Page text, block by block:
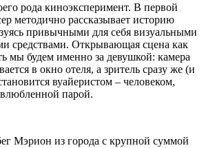
рода киноэксперимент. В первой
методично рассказывает историю
привычными для себя визуальными
средствами. Открывающая сцена как
мы будем именно за девушкой: камера
в окно отеля, а зритель сразу же (и
вуайеристом – человеком,
парой.
Мэрион из города с крупной суммой